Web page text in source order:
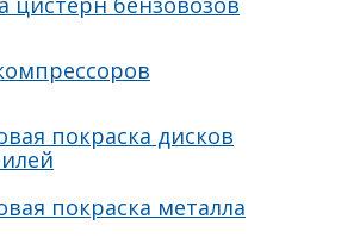
покраска дисков
покраска металла